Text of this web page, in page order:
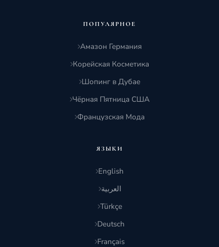
ПОПУЛЯРНОЕ
Амазон Германия
Корейская Косметика
Шопинг в Дубае
Чёрная Пятница США
Французская Мода
ЯЗЫКИ
English
العربية
Türkçe
Deutsch
Français